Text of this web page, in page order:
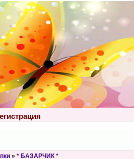
» * БАЗАРЧИК *